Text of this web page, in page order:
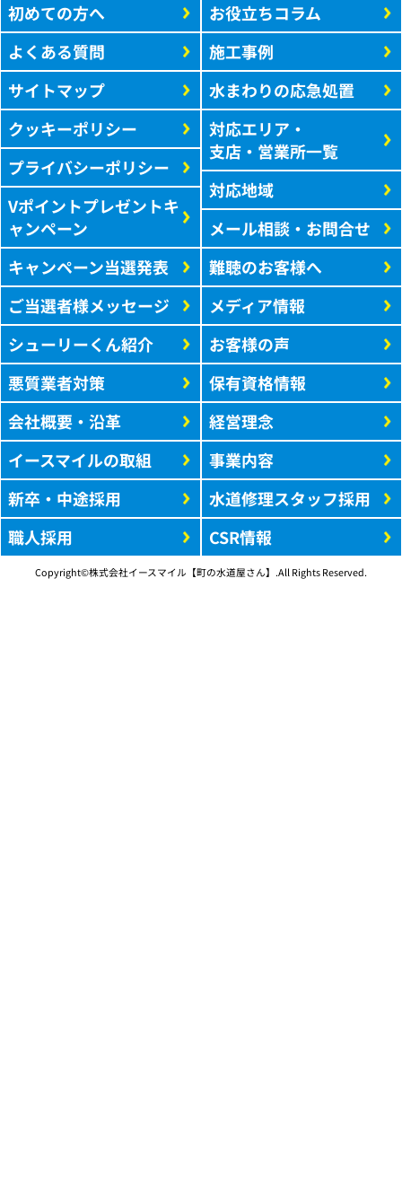
初めての方へ
よくある質問
サイトマップ
クッキーポリシー
プライバシーポリシー
Vポイントプレゼントキ
ャンペーン
キャンペーン当選発表
ご当選者様メッセージ
シューリーくん紹介
悪質業者対策
会社概要・沿革
イースマイルの取組
新卒・中途採用
職人採用
お役立ちコラム
施工事例
水まわりの応急処置
対応エリア・
支店・営業所一覧
対応地域
メール相談・お問合せ
難聴のお客様へ
メディア情報
お客様の声
保有資格情報
経営理念
事業内容
水道修理スタッフ採用
CSR情報
Copyright©株式会社イースマイル【町の水道屋さん】.All Rights Reserved.